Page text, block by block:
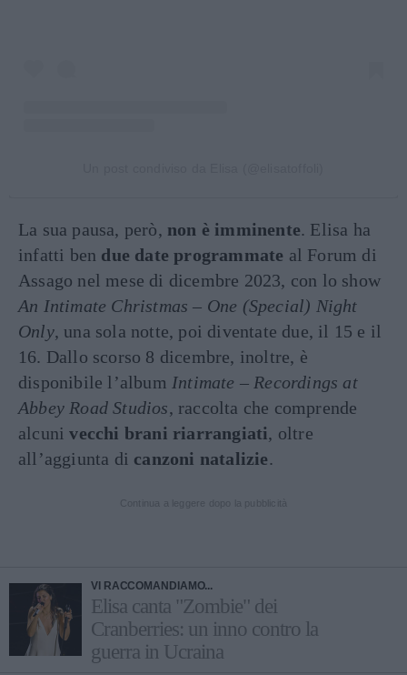
La sua pausa, però, non è imminente. Elisa ha
infatti ben due date programmate al Forum di
Assago nel mese di dicembre 2023, con lo show
An Intimate Christmas – One (Special) Night
Only, una sola notte, poi diventate due, il 15 e il
16. Dallo scorso 8 dicembre, inoltre, è
disponibile l’album Intimate – Recordings at
Abbey Road Studios, raccolta che comprende
alcunivecchi brani riarrangiati, oltre
all’aggiunta di canzoni natalizie.
VI RACCOMANDIAMO...
Elisa canta "Zombie" dei
Cranberries: un inno contro la
guerra in Ucraina